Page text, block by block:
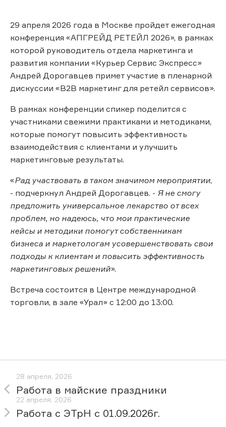
29 апреля 2026 года в Москве пройдет ежегодная
конференция «АПГРЕЙД РЕТЕЙЛ 2026», в рамках
которой руководитель отдела маркетинга и
развития компании «Курьер Сервис Экспресс»
Андрей Дорогавцев примет участие в пленарной
дискуссии «B2B маркетинг для ретейл сервисов».
В рамках конференции спикер поделится с
участниками свежими практиками и методиками,
которые помогут повысить эффективность
взаимодействия с клиентами и улучшить
маркетинговые результаты.
«Рад участвовать в таком значимом мероприятии,
- подчеркнул Андрей Дорогавцев. - Я не смогу
предложить универсальное лекарство от всех
проблем, но надеюсь, что мои практические
кейсы и методики помогут собственникам
бизнеса и маркетологам усовершенствовать свои
подходы к клиентам и повысить эффективность
маркетинговых решений».
Встреча состоится в Центре международной
торговли, в зале «Урал» с 12:00 до 13:00.
28 апреля, 2026
Работа в майские праздники
22 апреля, 2026
Работа с ЭТрН с 01.09.2026г.